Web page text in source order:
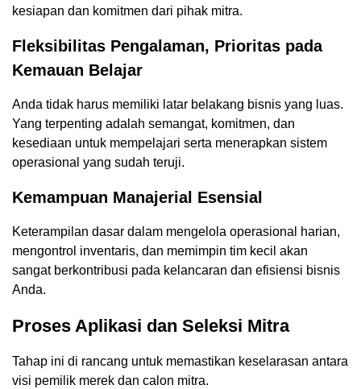
kesiapan dan komitmen dari pihak mitra.
Fleksibilitas Pengalaman, Prioritas pada
Kemauan Belajar
Anda tidak harus memiliki latar belakang bisnis yang luas.
Yang terpenting adalah semangat, komitmen, dan
kesediaan untuk mempelajari serta menerapkan sistem
operasional yang sudah teruji.
Kemampuan Manajerial Esensial
Keterampilan dasar dalam mengelola operasional harian,
mengontrol inventaris, dan memimpin tim kecil akan
sangat berkontribusi pada kelancaran dan efisiensi bisnis
Anda.
Proses Aplikasi dan Seleksi Mitra
Tahap ini di rancang untuk memastikan keselarasan antara
visi pemilik merek dan calon mitra.